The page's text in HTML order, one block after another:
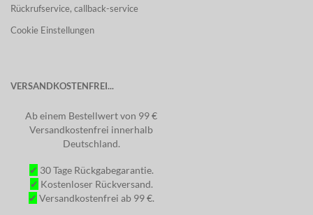
Rückrufservice, callback-service
Cookie Einstellungen
VERSANDKOSTENFREI...
Ab einem Bestellwert von 99 €
Versandkostenfrei innerhalb
Deutschland.
✔ 30 Tage Rückgabegarantie.
✔ Kostenloser Rückversand.
✔ Versandkostenfrei ab 99 €.